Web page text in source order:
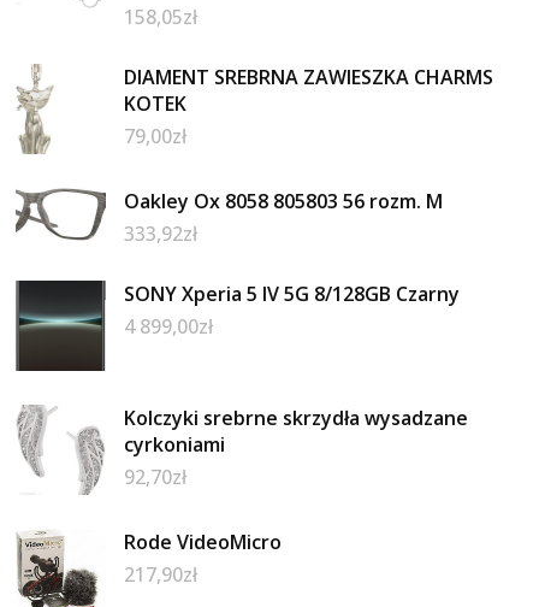
158,05zł
DIAMENT SREBRNA ZAWIESZKA CHARMS
KOTEK
79,00zł
Oakley Ox 8058 805803 56 rozm. M
333,92zł
SONY Xperia 5 IV 5G 8/128GB Czarny
4 899,00zł
Kolczyki srebrne skrzydła wysadzane
cyrkoniami
92,70zł
Rode VideoMicro
217,90zł